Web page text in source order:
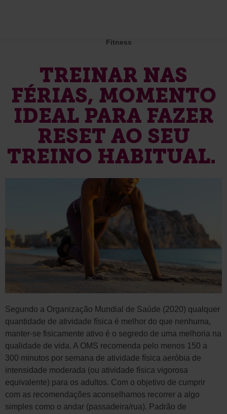
Fitness
TREINAR NAS
FÉRIAS, MOMENTO
IDEAL PARA FAZER
RESET AO SEU
TREINO HABITUAL.
Segundo a Organização Mundial de Saúde (2020) qualquer
quantidade de atividade física é melhor do que nenhuma,
manter-se fisicamente ativo é o segredo de uma melhoria na
qualidade de vida. A OMS recomenda pelo menos 150 a
300 minutos por semana de atividade física aeróbia de
intensidade moderada (ou atividade física vigorosa
equivalente) para os adultos. Com o objetivo de cumprir
com as recomendações aconselhamos recorrer a algo
simples como o andar (passadeira/rua). Padrão de